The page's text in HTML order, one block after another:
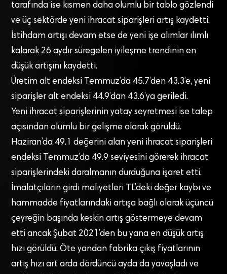
tarafında ise kısmen daha olumlu bir tablo gözlendi
ve üç sektörde yeni ihracat siparişleri artış kaydetti.
İstihdam artışı devam etse de yeni işe alımlar ılımlı
kalarak 26 aydır süregelen iyileşme trendinin en
düşük artışını kaydetti.
Üretim alt endeksi Temmuz’da 45.7’den 43.3’e, yeni
siparişler alt endeksi 44.9’dan 43.6’ya geriledi.
Yeni ihracat siparişlerinin yatay seyretmesi ise talep
açısından olumlu bir gelişme olarak görüldü.
Haziran’da 49.1 değerini alan yeni ihracat siparişleri
endeksi Temmuz’da 49.9 seviyesini görerek ihracat
siparişlerindeki daralmanın durduğuna işaret etti.
İmalatçıların girdi maliyetleri TL’deki değer kaybı ve
hammadde fiyatlarındaki artışa bağlı olarak üçüncü
çeyreğin başında keskin artış göstermeye devam
etti ancak Şubat 2021’den bu yana en düşük artış
hızı görüldü. Öte yandan fabrika çıkış fiyatlarının
artış hızı art arda dördüncü ayda da yavaşladı ve